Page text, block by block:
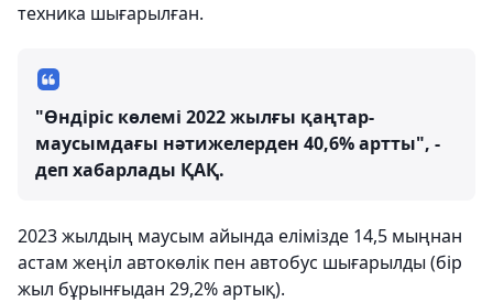
техника шығарылған.
"Өндіріс көлемі 2022 жылғы қаңтар-
маусымдағы нәтижелерден 40,6% артты", -
деп хабарлады ҚАҚ.
2023 жылдың маусым айында елімізде 14,5 мыңнан
астам жеңіл автокөлік пен автобус шығарылды (бір
жыл бұрынғыдан 29,2% артық).